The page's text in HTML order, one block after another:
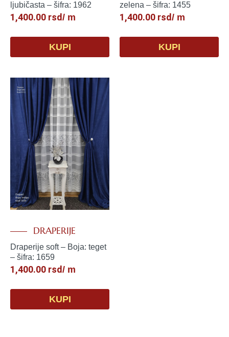
ljubičasta – šifra: 1962
1,400.00 rsd/ m
KUPI
zelena – šifra: 1455
1,400.00 rsd/ m
KUPI
DRAPERIJE
Draperije soft – Boja: teget
– šifra: 1659
1,400.00 rsd / m
KUPI